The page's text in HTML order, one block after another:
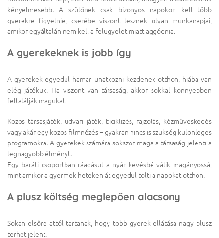
kényelmesebb. A szülőnek csak bizonyos napokon kell több
gyerekre figyelnie, cserébe viszont lesznek olyan munkanapjai,
amikor egyáltalán nem kell a felügyelet miatt aggódnia.
A gyerekeknek is jobb így
A gyerekek egyedül hamar unatkozni kezdenek otthon, hiába van
elég játékuk. Ha viszont van társaság, akkor sokkal könnyebben
feltalálják magukat.
Közös társasjáték, udvari játék, biciklizés, rajzolás, kézműveskedés
vagy akár egy közös filmnézés – gyakran nincs is szükség különleges
programokra. A gyerekek számára sokszor maga a társaság jelenti a
legnagyobb élményt.
Egy baráti csoportban ráadásul a nyár kevésbé válik magányossá,
mint amikor a gyermek heteken át egyedül tölti a napokat otthon.
A plusz költség meglepően alacsony
Sokan elsőre attól tartanak, hogy több gyerek ellátása nagy plusz
terhet jelent.